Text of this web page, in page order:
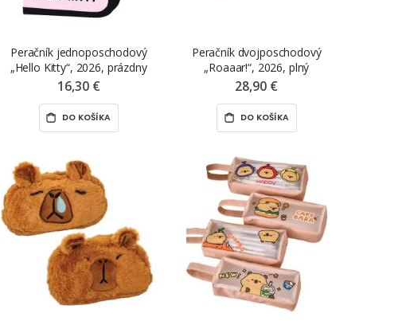
Peračník jednoposchodový
„Hello Kitty“, 2026, prázdny
16,30 €
DO KOŠÍKA
Peračník dvojposchodový
„Roaaar!“, 2026, plný
28,90 €
DO KOŠÍKA